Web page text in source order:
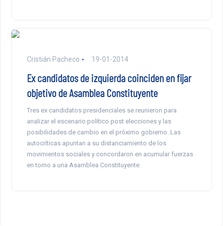
Cristián Pacheco 19-01-2014
Ex candidatos de izquierda coinciden en fijar
objetivo de Asamblea Constituyente
Tres ex candidatos presidenciales se reunieron para
analizar el escenario político post elecciones y las
posibilidades de cambio en el próximo gobierno. Las
autocríticas apuntan a su distanciamiento de los
movimientos sociales y concordaron en acumular fuerzas
en torno a una Asamblea Constituyente.